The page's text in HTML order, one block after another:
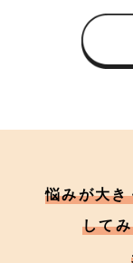
悩みが大
して